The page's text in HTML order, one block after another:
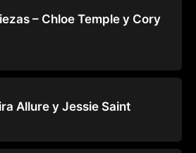
– Chloe Temple y Cory
Allure y Jessie Saint